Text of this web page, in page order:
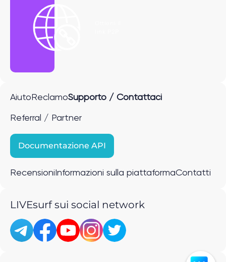
Aiuto ReclamoSupporto / Contattaci
Referral / Partner
Documentazione API
Recensioni Informazioni sulla piattaformaContatti
LIVEsurf sui social network